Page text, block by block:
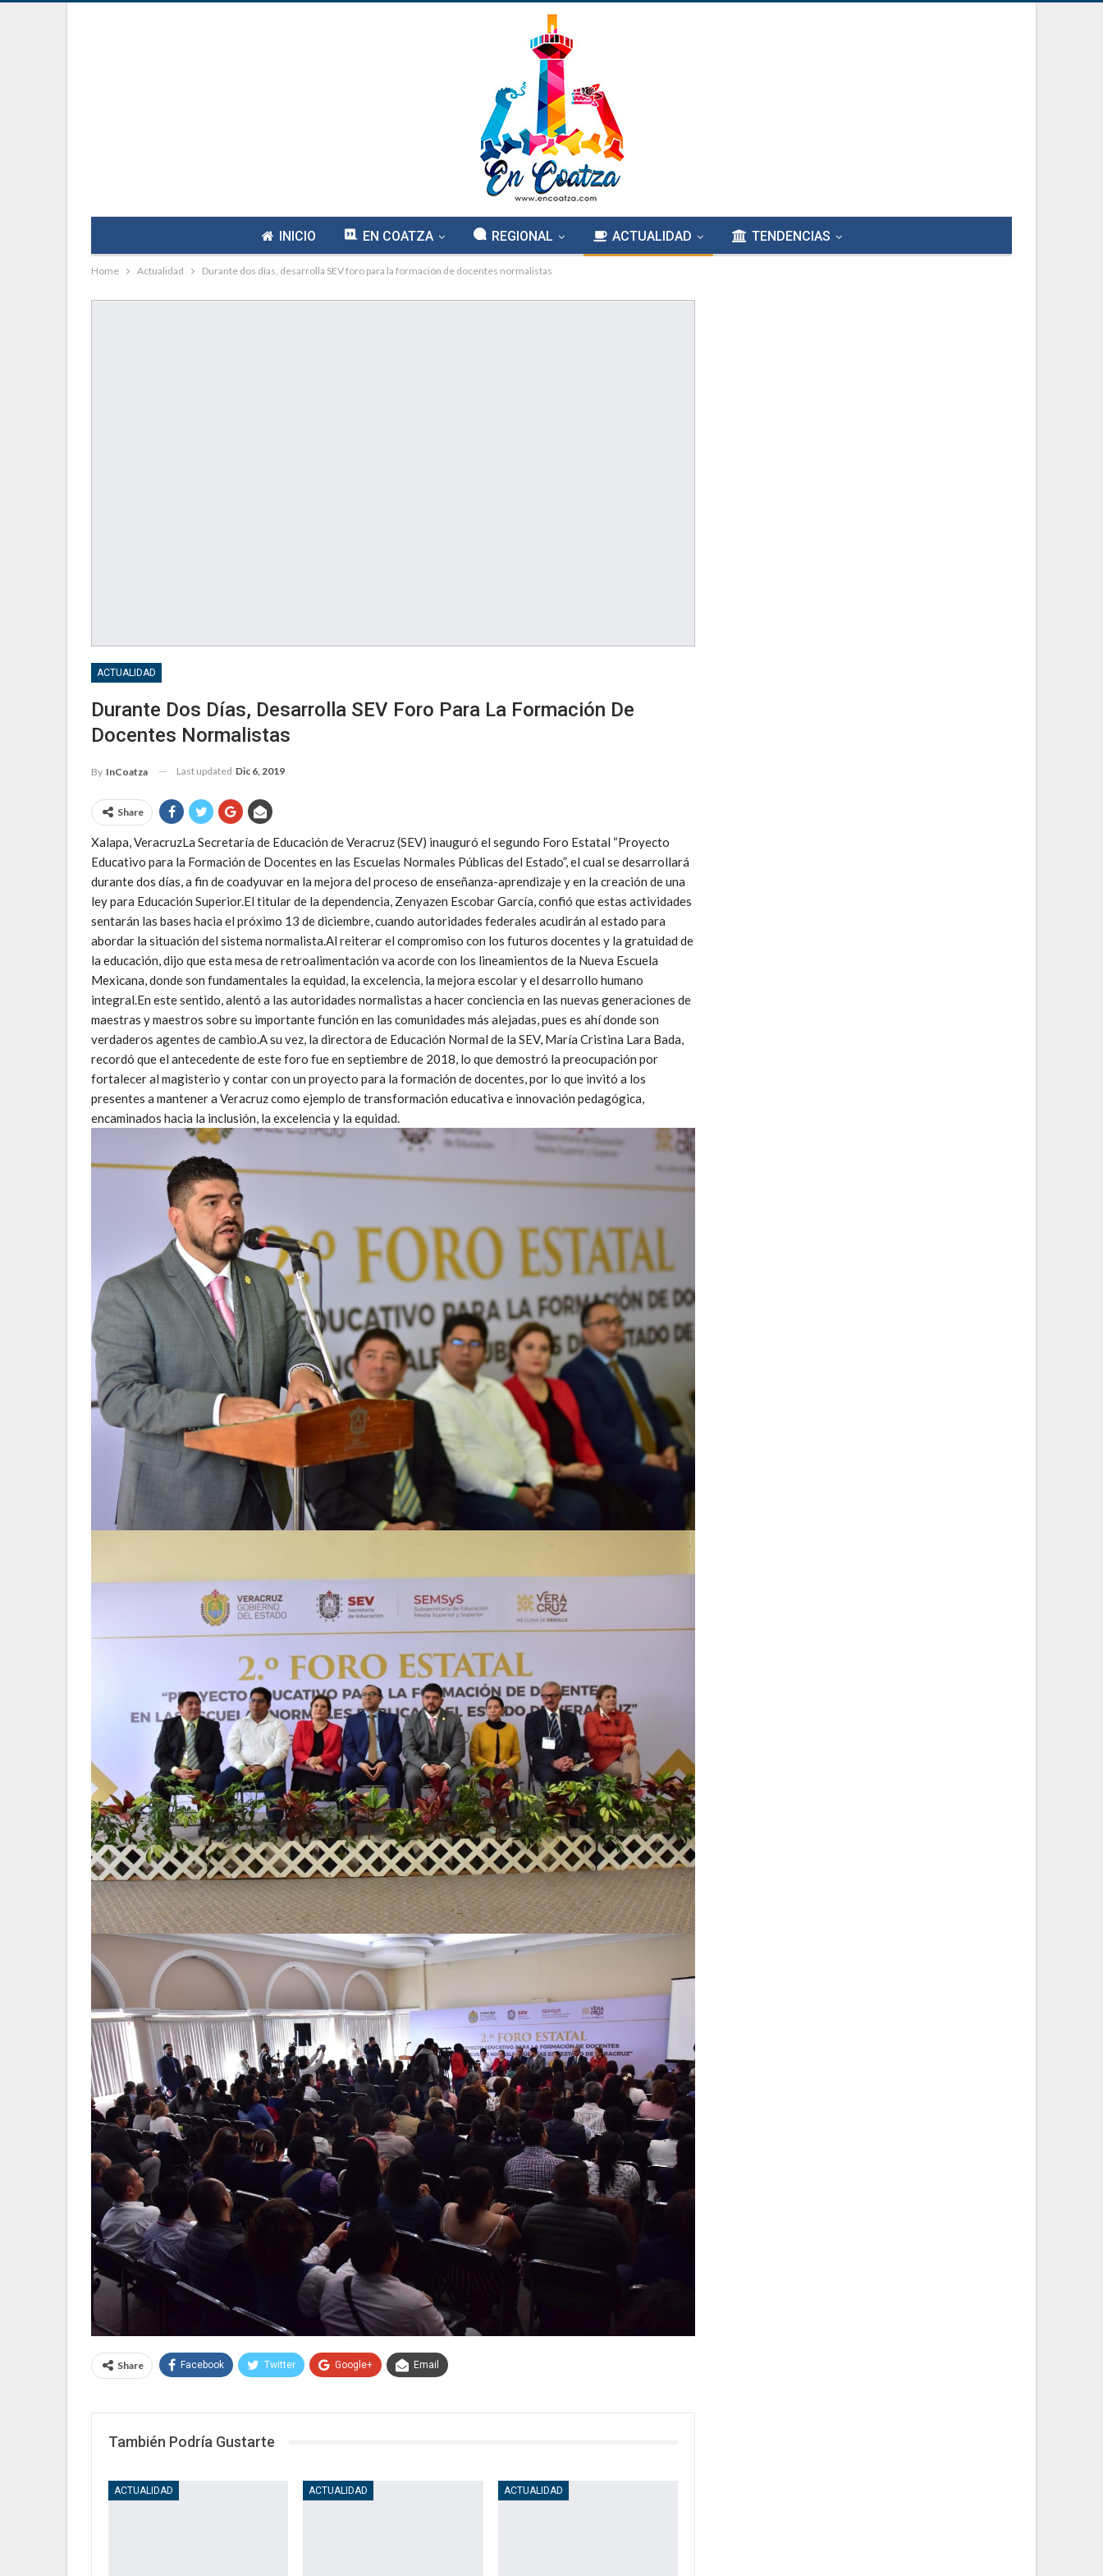
INICIO EN COATZA REGIONAL ACTUALIDAD TENDENCIAS
Home Actualidad Durante dos días, desarrolla SEV foro para la formación de docentes normalistas
ACTUALIDAD
Durante Dos Días, Desarrolla SEV Foro Para La Formación De
Docentes Normalistas
By InCoatza Last updated Dic 6, 2019
Share
Xalapa, VeracruzLa Secretaría de Educación de Veracruz (SEV) inauguró el segundo Foro Estatal “Proyecto
Educativo para la Formación de Docentes en las Escuelas Normales Públicas del Estado”, el cual se desarrollará
durante dos días, a fin de coadyuvar en la mejora del proceso de enseñanza-aprendizaje y en la creación de una
ley para Educación Superior.El titular de la dependencia, Zenyazen Escobar García, confió que estas actividades
sentarán las bases hacia el próximo 13 de diciembre, cuando autoridades federales acudirán al estado para
abordar la situación del sistema normalista.Al reiterar el compromiso con los futuros docentes y la gratuidad de
la educación, dijo que esta mesa de retroalimentación va acorde con los lineamientos de la Nueva Escuela
Mexicana, donde son fundamentales la equidad, la excelencia, la mejora escolar y el desarrollo humano
integral.En este sentido, alentó a las autoridades normalistas a hacer conciencia en las nuevas generaciones de
maestras y maestros sobre su importante función en las comunidades más alejadas, pues es ahí donde son
verdaderos agentes de cambio.A su vez, la directora de Educación Normal de la SEV, María Cristina Lara Bada,
recordó que el antecedente de este foro fue en septiembre de 2018, lo que demostró la preocupación por
fortalecer al magisterio y contar con un proyecto para la formación de docentes, por lo que invitó a los
presentes a mantener a Veracruz como ejemplo de transformación educativa e innovación pedagógica,
encaminados hacia la inclusión, la excelencia y la equidad.
Share Facebook Twitter Google+ Email
También Podría Gustarte
ACTUALIDAD ACTUALIDAD ACTUALIDAD